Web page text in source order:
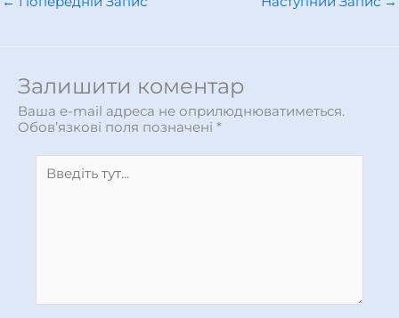
Залишити коментар
Ваша e-mail адреса не оприлюднюватиметься.
Обов’язкові поля позначені *
тут...